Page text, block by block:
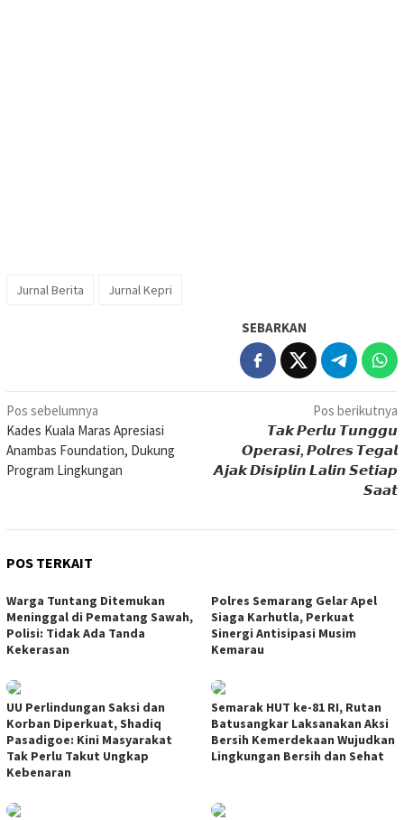
Jurnal Berita Jurnal Kepri
SEBARKAN
Navigasi
pos
Pos sebelumnya
Kades Kuala Maras Apresiasi
Anambas Foundation, Dukung
Program Lingkungan
Pos berikutnya
𝙏𝙖𝙠 𝙋𝙚𝙧𝙡𝙪 𝙏𝙪𝙣𝙜𝙜𝙪
𝙊𝙥𝙚𝙧𝙖𝙨𝙞, 𝙋𝙤𝙡𝙧𝙚𝙨 𝙏𝙚𝙜𝙖𝙡
𝘼𝙟𝙖𝙠 𝘿𝙞𝙨𝙞𝙥𝙡𝙞𝙣 𝙇𝙖𝙡𝙞𝙣 𝙎𝙚𝙩𝙞𝙖𝙥
𝙎𝙖𝙖𝙩
POS TERKAIT
Warga Tuntang Ditemukan
Meninggal di Pematang Sawah,
Polisi: Tidak Ada Tanda
Kekerasan
Polres Semarang Gelar Apel
Siaga Karhutla, Perkuat
Sinergi Antisipasi Musim
Kemarau
UU Perlindungan Saksi dan
Korban Diperkuat, Shadiq
Pasadigoe: Kini Masyarakat
Tak Perlu Takut Ungkap
Kebenaran
Semarak HUT ke-81 RI, Rutan
Batusangkar Laksanakan Aksi
Bersih Kemerdekaan Wujudkan
Lingkungan Bersih dan Sehat